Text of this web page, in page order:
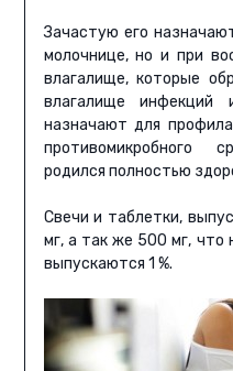
Зачастую его
молочнице, но и при
влагалище, которые
влагалище инфекций
назначают для
противомикробного
родился полностью
Свечи и таблетки,
мг, а так же 500 мг, что
выпускаются 1 %.